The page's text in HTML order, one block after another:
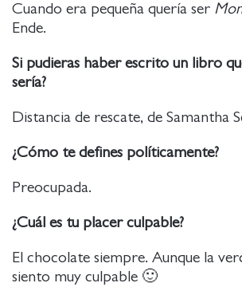
Cuando era pequeña quería ser
Ende.
Si pudieras haber escrito un libro
sería?
Distancia de rescate, de Samantha
¿Cómo te defines políticamente?
Preocupada.
¿Cuál es tu placer culpable?
El chocolate siempre. Aunque la
siento muy culpable 🙂